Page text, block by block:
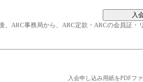
、ARC事務局から、ARC定款・ARCの会員証
入会申し込み用紙をPDFフ